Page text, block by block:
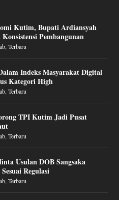
Kutim, Bupati Ardiansyah
Pembangunan
,Terbaru
Indeks Masyarakat Digital
Kategori High
,Terbaru
TPI Kutim Jadi Pusat
,Terbaru
Usulan DOB Sangsaka
Regulasi
,Terbaru